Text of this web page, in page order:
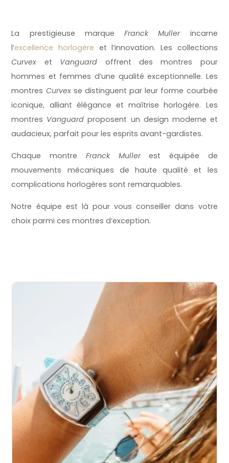
La prestigieuse marque Franck Mullerincarne
l’excellence horlogère et l’innovation. Les collections
Curvex et Vanguard offrent des montres pour
hommes et femmes d’une qualité exceptionnelle. Les
montres Curvexse distinguent par leur forme courbée
iconique, alliant élégance et maîtrise horlogère. Les
montres Vanguard proposent un design moderne et
audacieux, parfait pour les esprits avant-gardistes.
Chaque montre Franck Mullerest équipée de
mouvements mécaniques de haute qualité et les
complications horlogères sont remarquables.
Notre équipe est là pour vous conseiller dans votre
choix parmi ces montres d’exception.